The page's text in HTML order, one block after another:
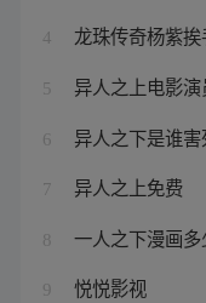
4 龙珠传奇杨紫挨
5 异人之上电影
6 异人之下是谁
7 异人之上免费
8 一人之下漫画多
9 悦悦影视